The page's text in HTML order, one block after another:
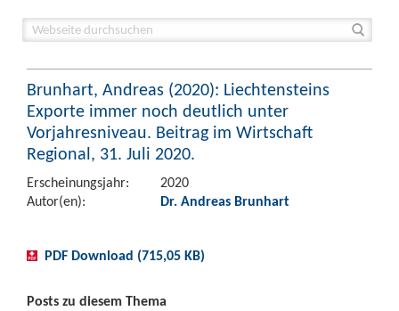
Brunhart, Andreas (2020): Liechtensteins
Exporte immer noch deutlich unter
Vorjahresniveau. Beitrag im Wirtschaft
Regional, 31. Juli 2020.
Erscheinungsjahr:
2020
Autor(en):
Dr. Andreas Brunhart
PDF Download (715,05 KB)
Posts zu diesem Thema